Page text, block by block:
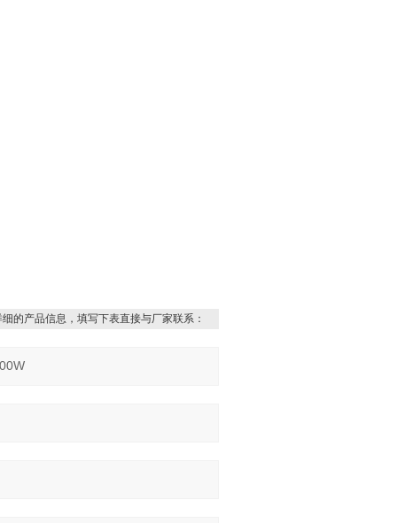
的产品信息，填写下表直接与厂家联系：